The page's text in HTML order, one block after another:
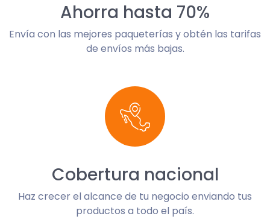
Ahorra hasta 70%
Envía con las mejores paqueterías y obtén las tarifas
de envíos más bajas.
Cobertura nacional
Haz crecer el alcance de tu negocio enviando tus
productos a todo el país.